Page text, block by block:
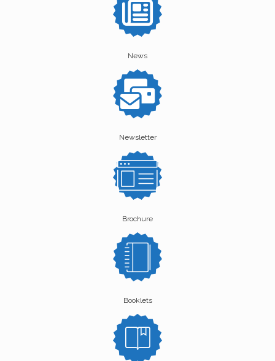
News
Newsletter
Brochure
Booklets